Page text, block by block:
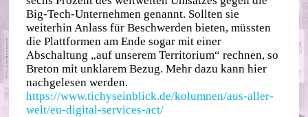
Big-Tech-Unternehmen genannt. Sollten sie
weiterhin Anlass für Beschwerden bieten, müssten
die Plattformen am Ende sogar mit einer
Abschaltung „auf unserem Territorium“ rechnen, so
Breton mit unklarem Bezug. Mehr dazu kann hier
nachgelesen werden.
https://www.tichyseinblick.de/kolumnen/aus-aller-
welt/eu-digital-services-act/